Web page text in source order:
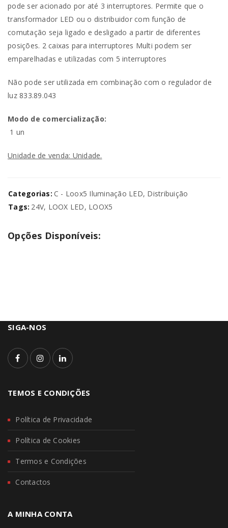
pode ser acionado por até 3 interruptores. Permite que o
transformador LED ou o distribuidor com função de
comutação seja ligado e desligado a partir de diferentes
posições. 2 caixas para interruptores Multi podem ser
emparelhadas e utilizadas com 5 interruptores
Não pode ser utilizada em combinação com o regulador de
luz 833.89.043
Modo de comercialização:
1 un
Unidade de venda: Unidade.
Categorias: C - Loox5 Iluminação LED, Distribuição
Tags: 24V, LOOX LED, LOOX5
Opções Disponíveis:
SIGA-NOS
TEMOS E CONDIÇÕES
Política de Privacidade
Política de Cookies
Termos e Condições
Contactos
A MINHA CONTA